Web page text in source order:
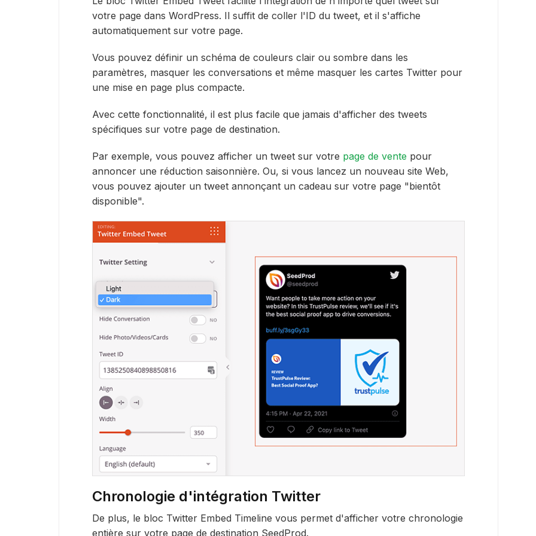
votre page dans WordPress. Il suffit de coller l'ID du tweet, et il s'affiche
automatiquement sur votre page.
Vous pouvez définir un schéma de couleurs clair ou sombre dans les
paramètres, masquer les conversations et même masquer les cartes Twitter pour
une mise en page plus compacte.
Avec cette fonctionnalité, il est plus facile que jamais d'afficher des tweets
spécifiques sur votre page de destination.
Par exemple, vous pouvez afficher un tweet sur votre page de vente pour
annoncer une réduction saisonnière. Ou, si vous lancez un nouveau site Web,
vous pouvez ajouter un tweet annonçant un cadeau sur votre page "bientôt
disponible".
Chronologie d'intégration Twitter
De plus, le bloc Twitter Embed Timeline vous permet d'afficher votre chronologie
entière sur votre page de destination SeedProd.